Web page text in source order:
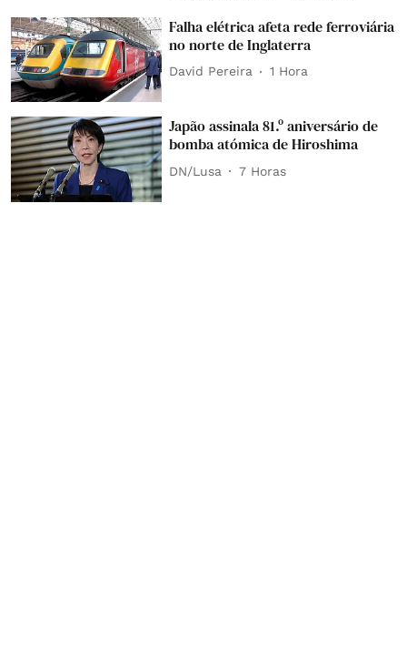
Falha elétrica afeta rede ferroviária
no norte de Inglaterra
David Pereira 1 Hora
Japão assinala 81.º aniversário de
bomba atómica de Hiroshima
DN/Lusa 7 Horas